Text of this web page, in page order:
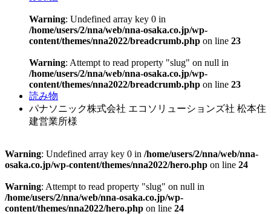
Warning: Undefined array key 0 in
/home/users/2/nna/web/nna-osaka.co.jp/wp-
content/themes/nna2022/breadcrumb.php on line 23
Warning: Attempt to read property "slug" on null in
/home/users/2/nna/web/nna-osaka.co.jp/wp-
content/themes/nna2022/breadcrumb.php on line 23
読み物
パナソニック株式会社 エコソリューションズ社 松本住
建営業所様
Warning: Undefined array key 0 in /home/users/2/nna/web/nna-
osaka.co.jp/wp-content/themes/nna2022/hero.php on line 24
Warning: Attempt to read property "slug" on null in
/home/users/2/nna/web/nna-osaka.co.jp/wp-
content/themes/nna2022/hero.php on line 24